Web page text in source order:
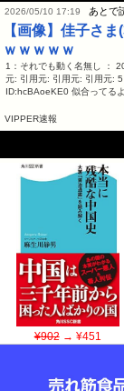
2026/05/10 17:19 あとで
【画像】佳子さ
ｗｗｗｗｗ
1：それでも動く名無し ：
元: 引用元: 引用元: 引用元:
ID:hcBAoeKE0 似合ってる
VIPPER速報
¥902→ ¥451